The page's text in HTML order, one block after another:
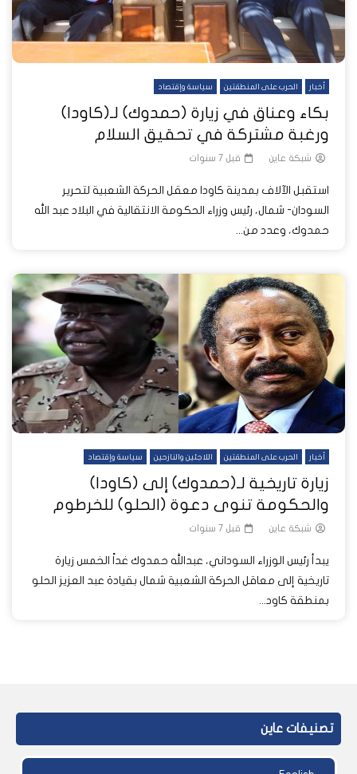
أخبار الحرب على المنطقتين سياسة وإقتصاد
بكاء وعناق في زيارة (حمدوك) لـ(كاودا)
ورغبة مشتركة في تحقيق السلام
شبكة عاين قبل 7 سنوات
استقبل الآلاف بمدينة كاودا معقل الحركة الشعبية لتحرير
السودان- شمال، رئيس وزراء الحكومة الانتقالية في البلاد عبد الله
حمدوك، وعدد من...
أخبار الحرب على المنطقتين اللاجئين والنازحين سياسة وإقتصاد
زيارة تاريخية لـ(حمدوك) إلى (كاودا)
والحكومة تنوى دعوة (الحلو) للخرطوم
شبكة عاين قبل 7 سنوات
يبدأ رئيس الوزراء السوداني، عبدالله حمدوك غداً الخمس زيارة
تاريخية إلى معاقل الحركة الشعبية شمال بقيادة عبد العزيز الحلو
بمنطقة كاود...
تصنيفات عاين